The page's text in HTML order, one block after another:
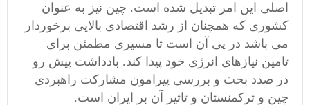
اصلی این امر تبدیل شده است. چین نیز به عنوان
کشوری که همچنان از رشد اقتصادی بالایی برخوردار
می باشد در پی آن است تا مسیری مطمئن برای
تامین نیازهای انرژی خود پیدا کند. بادداشت پیش رو
در صدد بحث و بررسی پیرامون مشارکت راهبردی
چین و ترکمنستان و تاثیر آن بر ایران است.